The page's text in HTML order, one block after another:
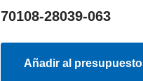
70108-28039-063
Añadir al presupuesto